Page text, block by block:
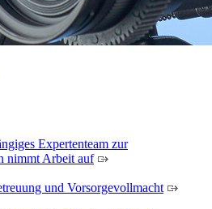
Expertenteam zur
nimmt Arbeit auf
und Vorsorgevollmacht